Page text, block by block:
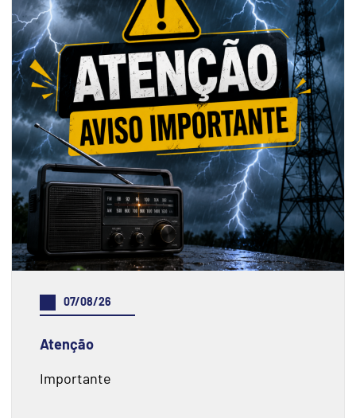
07/08/26
Atenção
Importante